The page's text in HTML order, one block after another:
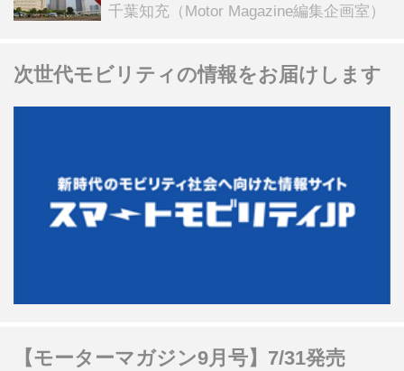
ンテンツも
千葉知充（Motor Magazine編集企画室）
次世代モビリティの情報をお届けします
【モーターマガジン9月号】7/31発売